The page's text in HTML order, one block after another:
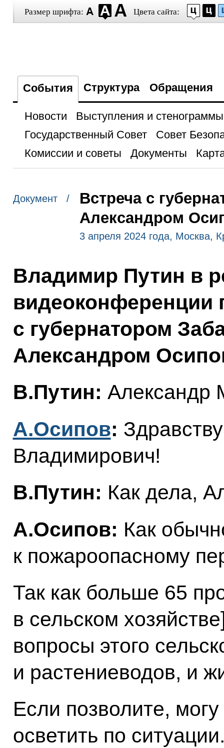
Размер шрифта: Цвета сайта:
События Структура Обращения
Новости
Выступления и стенограммы
Государственный Совет
Совет
Комиссии и советы
Документы
Документ /
Встреча с
Александром
3 апреля 2024 года, Москва,
Владимир Путин в
видеоконференции
с губернатором
Александром
В.Путин: Александр
А.Осипов:
Владимирович!
В.Путин: Как дела,
А.Осипов: Как
к пожароопасному
Так как больше 65
в сельском
вопросы этого
и растениеводов, и
Если позволите,
осветить по